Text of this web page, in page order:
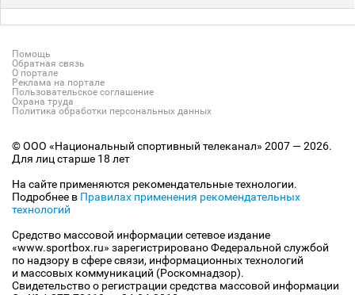
Помощь
Обратная связь
О портале
Реклама на портале
Пользовательское соглашение
Охрана труда
Политика обработки персональных данных
© ООО «Национальный спортивный телеканал» 2007 — 2026.
Для лиц старше 18 лет
На сайте применяются рекомендательные технологии.
Подробнее в Правилах применения рекомендательных
технологий
Средство массовой информации сетевое издание
«www.sportbox.ru» зарегистрировано Федеральной службой
по надзору в сфере связи, информационных технологий
и массовых коммуникаций (Роскомнадзор).
Свидетельство о регистрации средства массовой информации